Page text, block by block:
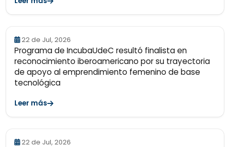
22 de Jul, 2026
Programa de IncubaUdeC resultó finalista en
reconocimiento iberoamericano por su trayectoria
de apoyo al emprendimiento femenino de base
tecnológica
Leer más
22 de Jul, 2026